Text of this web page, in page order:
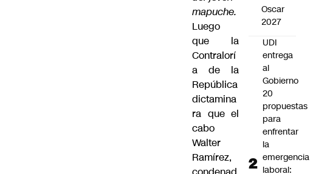
mapuche.
Luego
que la
Contralorí
a de la
República
dictamina
ra que el
cabo
Walter
Ramírez,
Oscar
2027
UDI
entrega
al
Gobierno
20
propuestas
para
enfrentar
la
emergencia
laboral: